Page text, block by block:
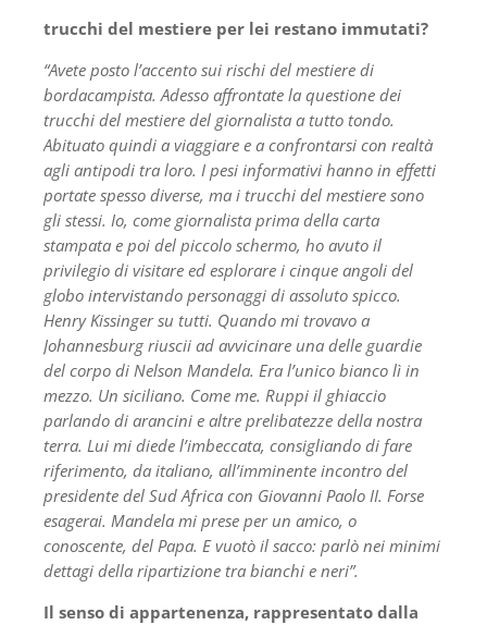
trucchi del mestiere per lei restano immutati?
“Avete posto l’accento sui rischi del mestiere di
bordacampista. Adesso affrontate la questione dei
trucchi del mestiere del giornalista a tutto tondo.
Abituato quindi a viaggiare e a confrontarsi con realtà
agli antipodi tra loro. I pesi informativi hanno in effetti
portate spesso diverse, ma i trucchi del mestiere sono
gli stessi. Io, come giornalista prima della carta
stampata e poi del piccolo schermo, ho avuto il
privilegio di visitare ed esplorare i cinque angoli del
globo intervistando personaggi di assoluto spicco.
Henry Kissinger su tutti. Quando mi trovavo a
Johannesburg riuscii ad avvicinare una delle guardie
del corpo di Nelson Mandela. Era l’unico bianco lì in
mezzo. Un siciliano. Come me. Ruppi il ghiaccio
parlando di arancini e altre prelibatezze della nostra
terra. Lui mi diede l’imbeccata, consigliando di fare
riferimento, da italiano, all’imminente incontro del
presidente del Sud Africa con Giovanni Paolo II. Forse
esagerai. Mandela mi prese per un amico, o
conoscente, del Papa. E vuotò il sacco: parlò nei minimi
dettagi della ripartizione tra bianchi e neri”.
Il senso di appartenenza, rappresentato dalla